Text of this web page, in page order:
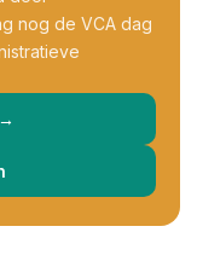
nog de VCA dag